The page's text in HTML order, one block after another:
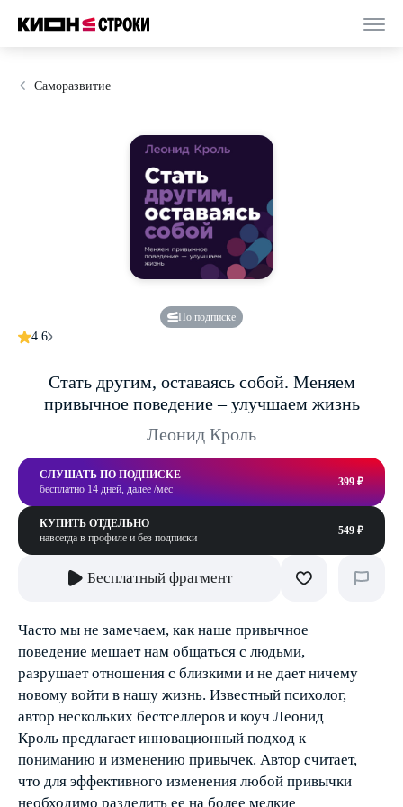
Саморазвитие
По подписке
4.6
Стать другим, оставаясь собой. Меняем
привычное поведение – улучшаем жизнь
Леонид Кроль
СЛУШАТЬ ПО ПОДПИСКЕ
бесплатно 14 дней, далее /мес
399 ₽
КУПИТЬ ОТДЕЛЬНО
навсегда в профиле и без подписки
549 ₽
Бесплатный фрагмент
Часто мы не замечаем, как наше привычное
поведение мешает нам общаться с людьми,
разрушает отношения с близкими и не дает ничему
новому войти в нашу жизнь. Известный психолог,
автор нескольких бестселлеров и коуч Леонид
Кроль предлагает инновационный подход к
пониманию и изменению привычек. Автор считает,
что для эффективного изменения любой привычки
необходимо разделить ее на более мелкие